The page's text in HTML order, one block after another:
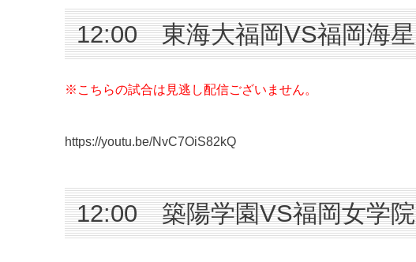
12:00 東海大福岡VS福岡海星
※こちらの試合は見逃し配信ございません。
https://youtu.be/NvC7OiS82kQ
12:00 築陽学園VS福岡女学院